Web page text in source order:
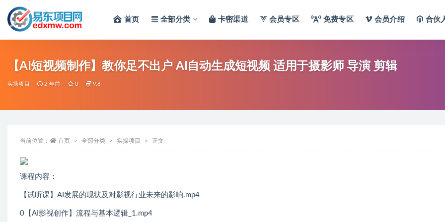
首页 全部分类 卡密渠道 会员专区 免费专区 会员介绍 合伙
【AI短视频制作】教你足不出户 AI自动生成短视频 适用于摄影师 导演 剪辑
实操项目 2 年前 0 9.8
当前位置： 首页 全部分类 实操项目 正文
课程内容：
【试听课】AI发展的现状及对影视行业未来的影响.mp4
0【AI影视创作】流程与基本逻辑_1.mp4